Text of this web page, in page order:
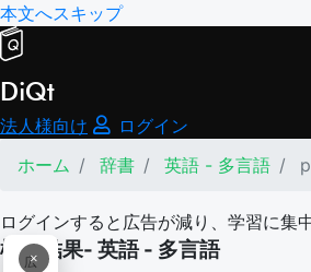
本文へスキップ
DiQt
法人様向け
ログイン
ホーム
辞書 英語 - 多言語
ログインすると広告が減り、学習に集
×
広
検索結果- 英語 - 多言語